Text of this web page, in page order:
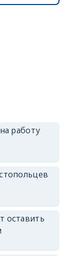
работу
оставить